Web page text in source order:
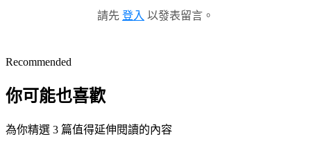
請先 登入 以發表留言。
Recommended
你可能也喜歡
為你精選 3 篇值得延伸閱讀的內容